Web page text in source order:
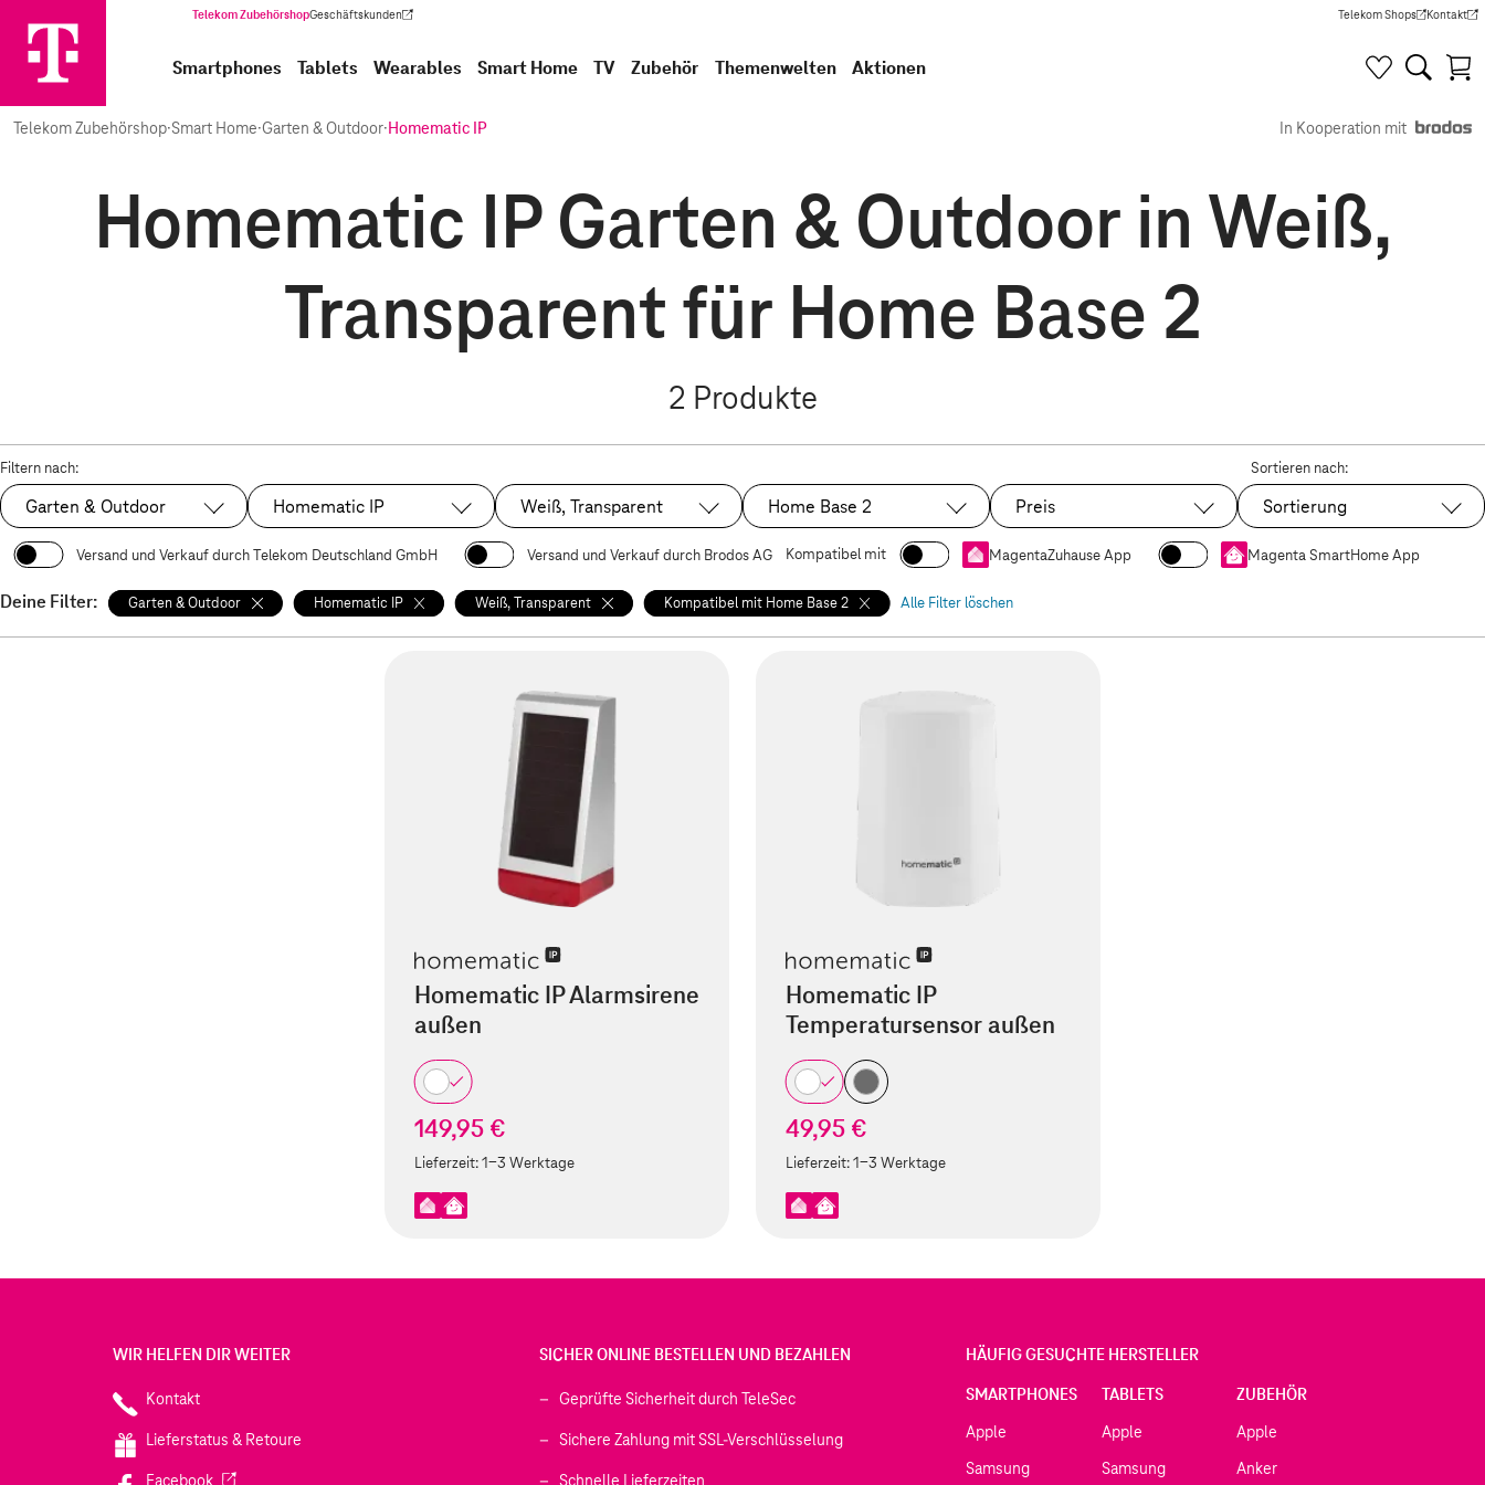
Telekom ZubehörshopGeschäftskunden
(Wird in einem neuen Tab geöffnet) Telekom Shops
(Wird in einem neuen Tab
Kontakt
(Wird in
Smartphones Tablets Wearables Smart Home TV Zubehör Themenwelten Aktionen
Telekom Zubehörshop·Smart Home·Garten & Outdoor·Homematic IP In Kooperation mit
Homematic IP Garten & Outdoor in Weiß,
Transparent für Home Base 2
2 Produkte
Filtern nach:
Ausgewählt:
Garten & Outdoor Ausgewählt:
Homematic IP Ausgewählt:
Weiß, Transparent Ausgewählt:
Home Base 2 Preis
Sortieren nach:
Sortierung
Versand und Verkauf durch Telekom Deutschland GmbH Versand und Verkauf durch Brodos AG Kompatibel mit MagentaZuhause App Magenta SmartHome App
Deine Filter: Garten & Outdoor Homematic IP Weiß, Transparent Kompatibel mit Home Base 2 Alle Filter löschen
Homematic IP Alarmsirene
außen
149,95 €
Lieferzeit:1-3 Werktage
Homematic IP
Temperatursensor außen
49,95 €
Lieferzeit:1-3 Werktage
WIR HELFEN DIR WEITER
Kontakt
Lieferstatus & Retoure
Facebook(Wird in einem neuen Tab geöffnet)
SICHER ONLINE BESTELLEN UND BEZAHLEN
Geprüfte Sicherheit durch TeleSec
Sichere Zahlung mit SSL-Verschlüsselung
Schnelle Lieferzeiten
HÄUFIG GESUCHTE HERSTELLER
SMARTPHONES
Apple
Samsung
TABLETS
Apple
Samsung
ZUBEHÖR
Apple
Anker